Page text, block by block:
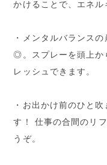
かけることで、エネル
・メンタルバランス
◎。スプレーを頭上か
レッシュできます。
・お出かけ前のひと
す！ 仕事の合間のリ
うぞ。